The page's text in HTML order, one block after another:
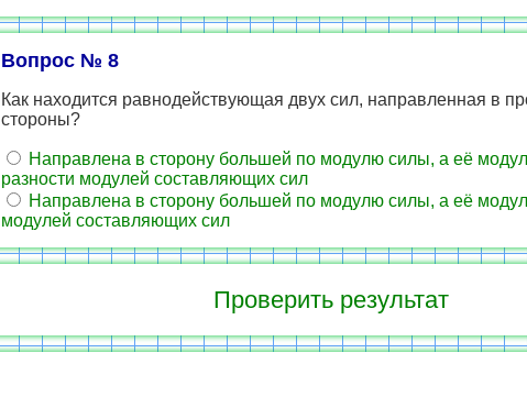
Вопрос № 8
Как находится равнодействующая двух сил, направленная в
стороны?
Направлена в сторону большей по модулю силы, а её
разности модулей составляющих сил
Направлена в сторону большей по модулю силы, а её
модулей составляющих сил